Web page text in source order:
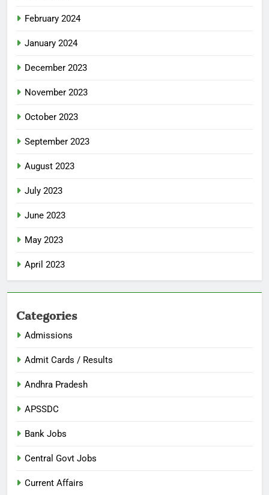
February 2024
January 2024
December 2023
November 2023
October 2023
September 2023
August 2023
July 2023
June 2023
May 2023
April 2023
Categories
Admissions
Admit Cards / Results
Andhra Pradesh
APSSDC
Bank Jobs
Central Govt Jobs
Current Affairs